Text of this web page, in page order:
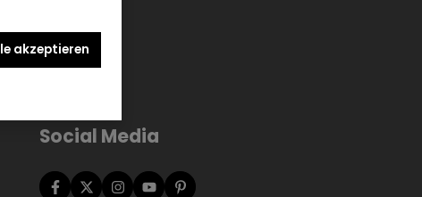
Social Media
akzeptieren